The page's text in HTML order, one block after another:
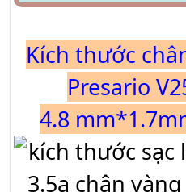
Kích thước
Presario
4.8